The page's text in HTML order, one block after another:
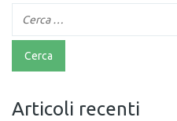
Articoli recenti